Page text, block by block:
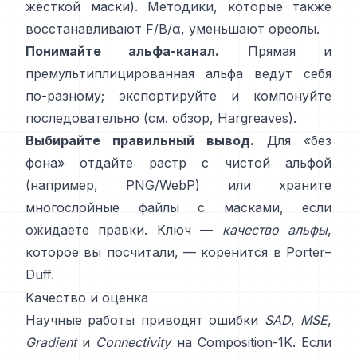
жёсткой маски). Методики, которые также
восстанавливают F/B/α, уменьшают ореолы.
Понимайте альфа-канал.
Прямая и
премультиплицированная альфа ведут себя
по-разному; экспортируйте и компонуйте
последовательно (см. обзор, Hargreaves).
Выбирайте правильный вывод. Для «без
фона» отдайте растр с чистой альфой
(например, PNG/WebP) или храните
многослойные файлы с масками, если
ожидаете правки. Ключ —
качество альфы,
которое вы посчитали, — коренится в Porter–
Duff.
Качество и оценка
Научные работы приводят ошибки SAD, MSE,
Gradientи Connectivityна Composition-1K. Если